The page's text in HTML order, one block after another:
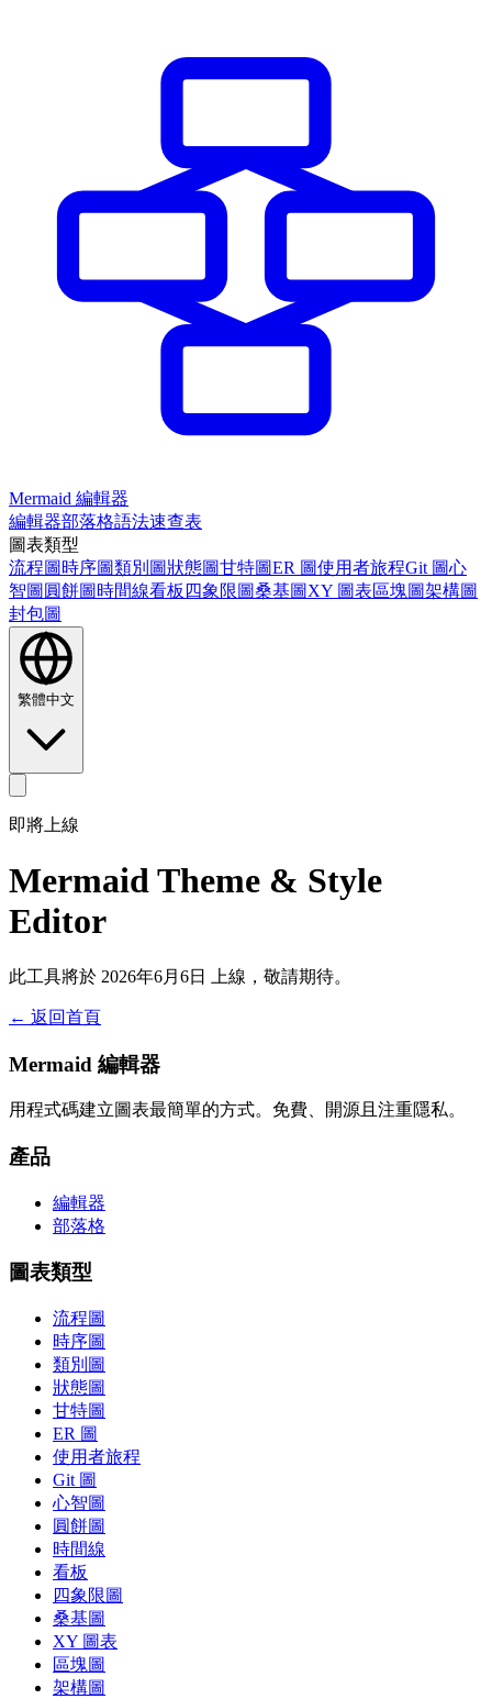
Mermaid 編輯器
編輯器部落格語法速查表
圖表類型
流程圖 時序圖類別圖狀態圖甘特圖ER 圖使用者旅程Git 圖心
智圖 圓餅圖 時間線看板 四象限圖桑基圖 XY 圖表區塊圖架構圖
封包圖
繁體中文
即將上線
Mermaid Theme & Style
Editor
此工具將於 2026年6月6日 上線，敬請期待。
← 返回首頁
Mermaid 編輯器
用程式碼建立圖表最簡單的方式。免費、開源且注重隱私。
產品
編輯器
部落格
圖表類型
流程圖
時序圖
類別圖
狀態圖
甘特圖
ER 圖
使用者旅程
Git 圖
心智圖
圓餅圖
時間線
看板
四象限圖
桑基圖
XY 圖表
區塊圖
架構圖